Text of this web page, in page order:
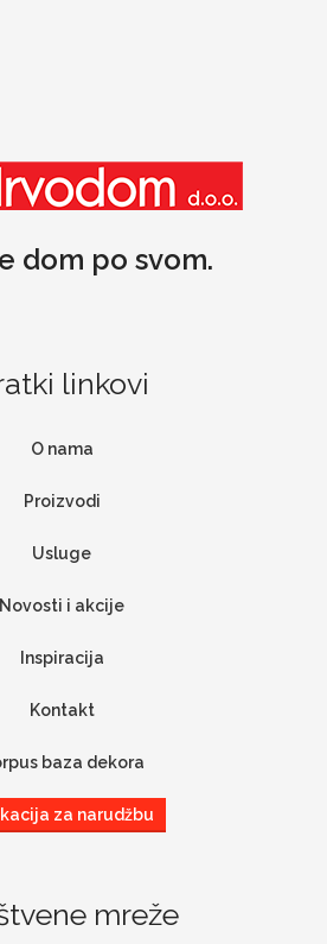
dom po svom.
linkovi
O nama
Proizvodi
Usluge
Novosti i akcije
Inspiracija
Kontakt
baza dekora
za narudžbu
mreže